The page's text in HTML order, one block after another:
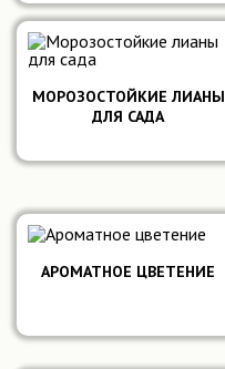
МОРОЗОСТОЙКИЕ ЛИАНЫ
ДЛЯ САДА
АРОМАТНОЕ ЦВЕТЕНИЕ